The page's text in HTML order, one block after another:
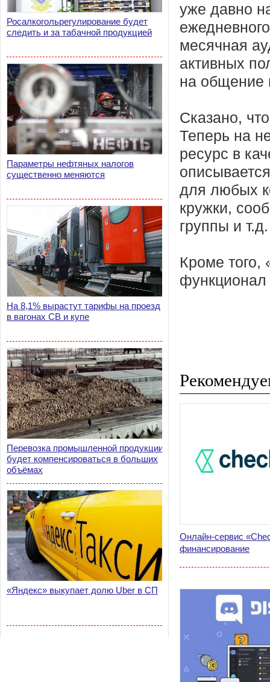
Росалкогольрегулирование будет
следить и за табачной продукцией
Параметры нефтяных налогов
существенно меняются
На 8,1% вырастут тарифы на проезд
в вагонах СВ и купе
Перевозка промышленной продукции
будет компенсироваться в больших
объёмах
«Яндекс» выкупает долю Uber в СП
уже давно
месячная
активных
на общение
Сказано,
Теперь на
ресурс в
для любых
кружки,
группы и т.д.
Кроме того,
функционал
Онлайн-сервис
финансирование